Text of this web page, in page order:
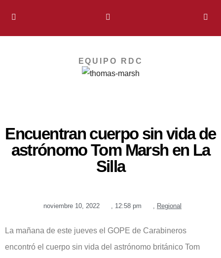
EQUIPO RDC
Encuentran cuerpo sin vida de
astrónomo Tom Marsh en La
Silla
noviembre 10, 2022 12:58 pm Regional
La mañana de este jueves el GOPE de Carabineros
encontró el cuerpo sin vida del astrónomo británico Tom